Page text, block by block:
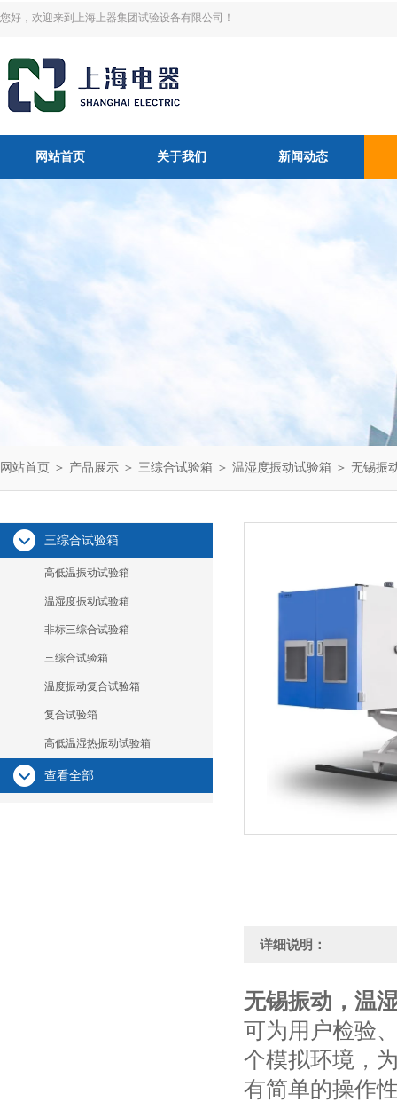
您好，欢迎来到上海上器集团试验设备有限公司！
网站首页 关于我们 新闻动态
网站首页 ＞ 产品展示 ＞ 三综合试验箱 ＞ 温湿度振动试验箱 ＞ 无锡振
三综合试验箱
高低温振动试验箱
温湿度振动试验箱
非标三综合试验箱
三综合试验箱
温度振动复合试验箱
复合试验箱
高低温湿热振动试验箱
查看全部
详细说明：
无锡振动，温
可为用户检验
个模拟环境，
有简单的操作